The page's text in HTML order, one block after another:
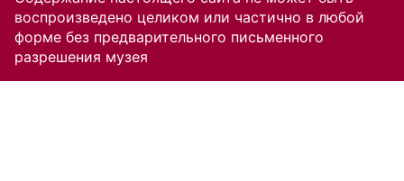
воспроизведено целиком или частично в любой
форме без предварительного письменного
разрешения музея